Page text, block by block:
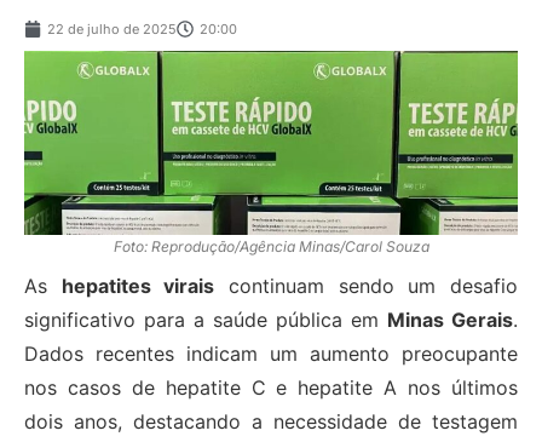
22 de julho de 2025 20:00
Foto: Reprodução/Agência Minas/Carol Souza
As hepatites virais continuam sendo um desafio
significativo para a saúde pública em Minas Gerais.
Dados recentes indicam um aumento preocupante
nos casos de hepatite C e hepatite A nos últimos
dois anos, destacando a necessidade de testagem